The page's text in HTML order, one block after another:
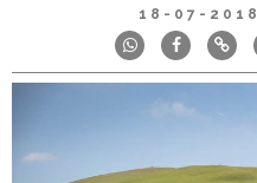
18-07-2018